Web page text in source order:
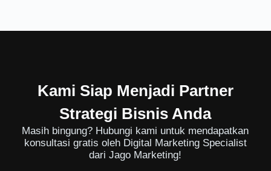
Kami Siap Menjadi Partner
Strategi Bisnis Anda
Masih bingung? Hubungi kami untuk mendapatkan
konsultasi gratis oleh Digital Marketing Specialist
dari Jago Marketing!